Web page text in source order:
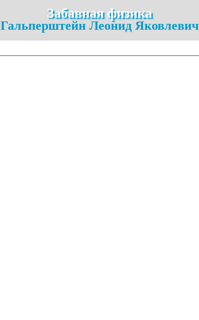
Забавная физика
Гальперштейн Леонид Яковлевич